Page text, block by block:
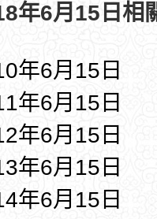
年6月15日相
年6月15日
年6月15日
年6月15日
年6月15日
年6月15日